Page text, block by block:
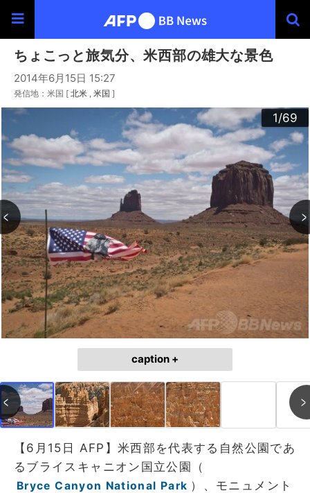
ちょこっと旅気分、米西部の雄大な景色
2014年6月15日 15:27
発信地：米国 [ 北米 米国 ]
1/69
2/69
3/69
4/69
5/69
6/69
7/69
8/69
9/69
10/69
11/69
12/69
13/69
14/69
15/69
16/69
17/69
18/69
19/69
20/69
21/69
22/69
23/69
24/69
25/69
26/69
27/69
28/69
29/69
30/69
31/69
32/69
33/69
34/69
35/69
36/69
37/69
38/69
39/69
40/69
41/69
42/69
43/69
44/69
45/69
46/69
47/69
48/69
49/69
50/69
51/69
52/69
53/69
54/69
55/69
56/69
57/69
58/69
59/69
60/69
61/69
62/69
63/69
64/69
65/69
66/69
67/69
68/69
69/69
caption +
【6月15日 AFP】米西部を代表する自然公園であ
るブライスキャニオン国立公園（
Bryce Canyon National Park ）、モニュメント